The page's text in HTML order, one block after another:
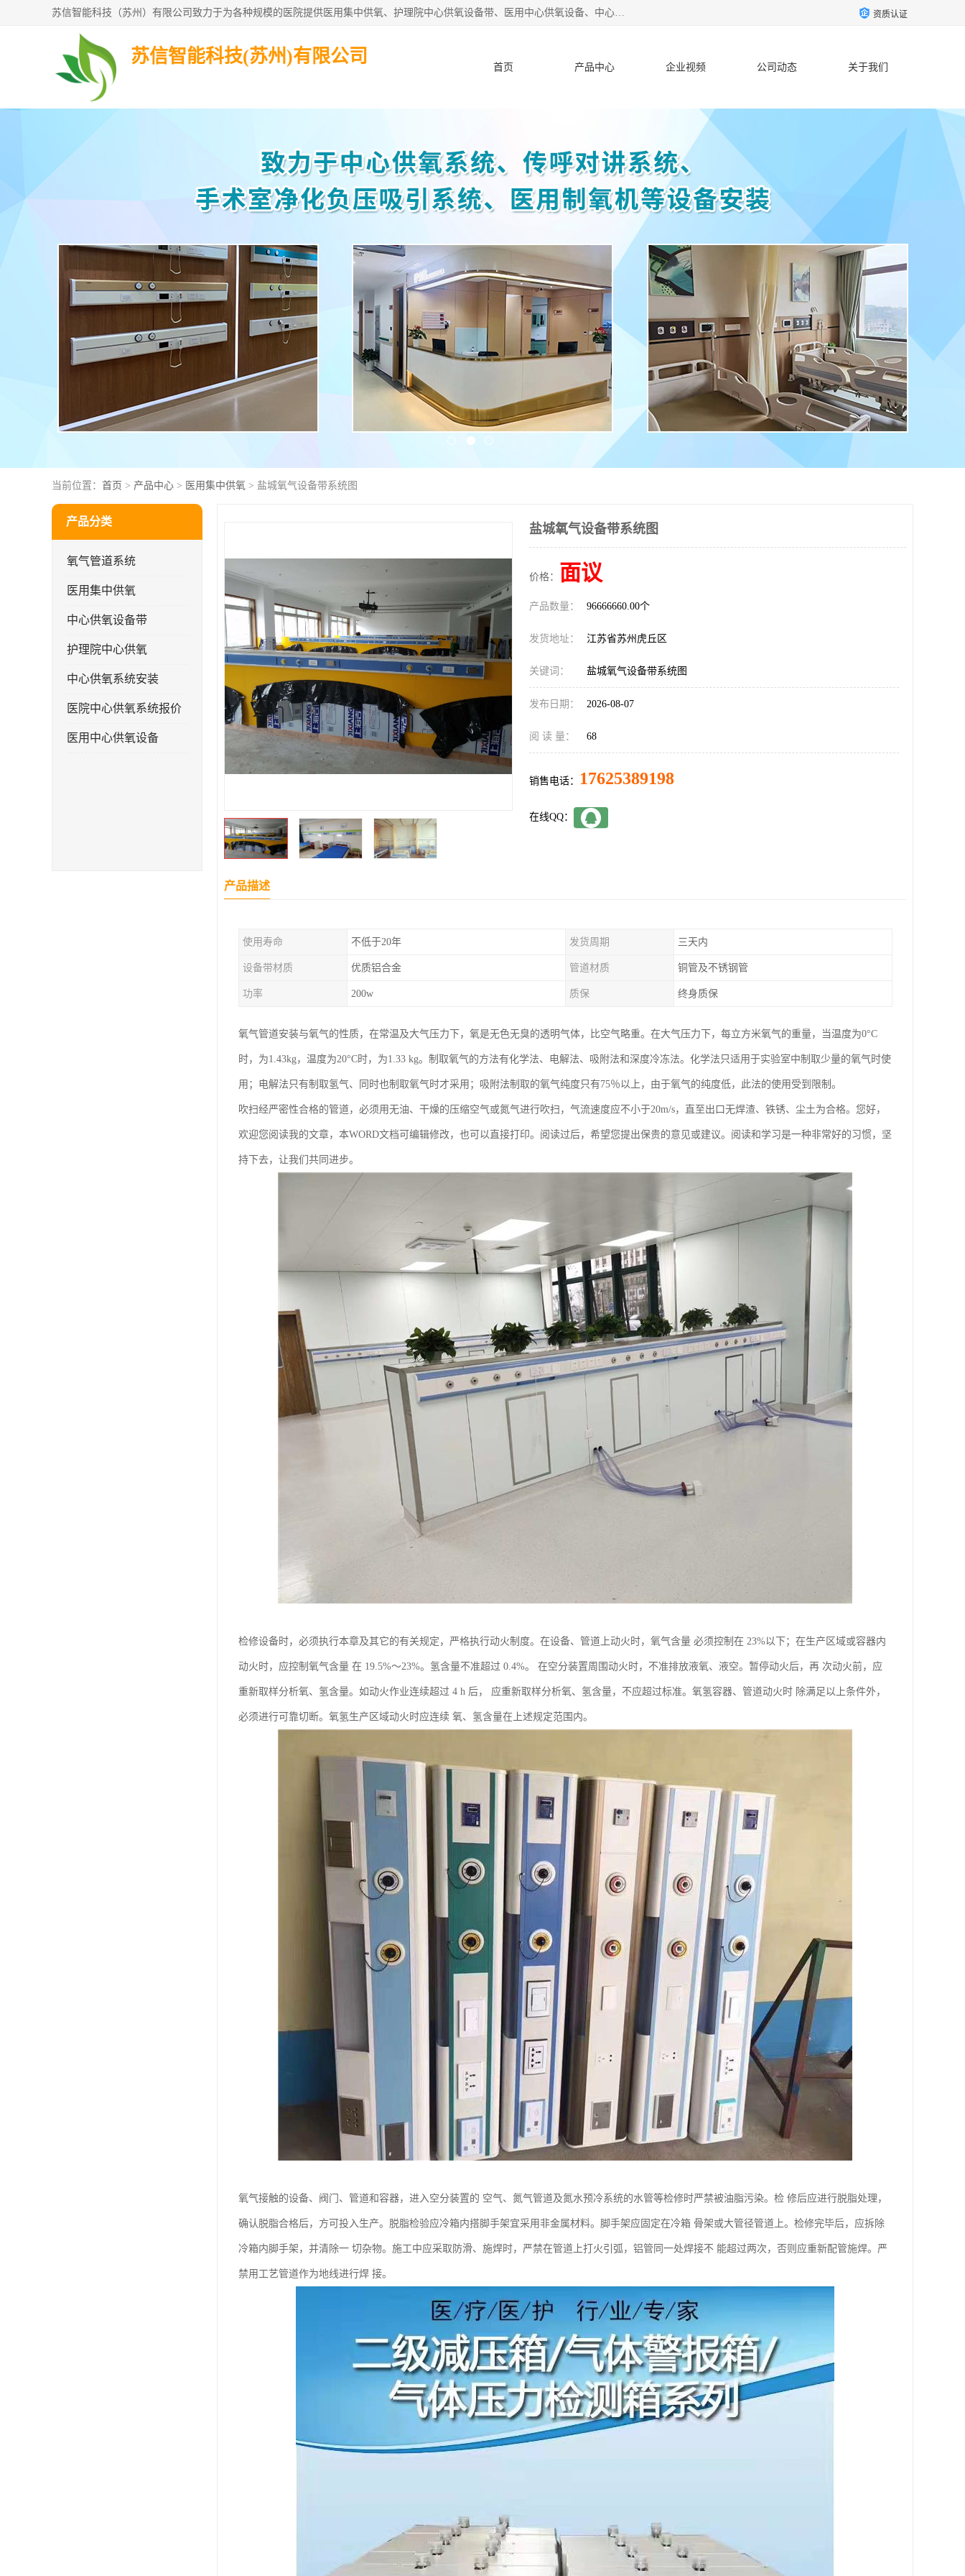
苏信智能科技（苏州）有限公司致力于为各种规模的医院提供医用集中供氧、护理院中心供氧设备带、医用中心供氧设备、中心供氧系统安装、医院中心供氧系统报价等“一条龙”服务。 资质认证
苏信智能科技(苏州)有限公司
首页 产品中心 企业视频 公司动态 关于我们
当前位置： 首页 > 产品中心 > 医用集中供氧 > 盐城氧气设备带系统图
产品分类
氧气管道系统
医用集中供氧
中心供氧设备带
护理院中心供氧
中心供氧系统安装
医院中心供氧系统报价
医用中心供氧设备
盐城氧气设备带系统图
价格： 面议
产品数量： 96666660.00个
发货地址： 江苏省苏州虎丘区
关键词： 盐城氧气设备带系统图
发布日期： 2026-08-07
阅 读 量： 68
销售电话： 17625389198
在线QQ：
产品描述
使用寿命 不低于20年 发货周期 三天内
设备带材质 优质铝合金 管道材质 铜管及不锈钢管
功率 200w 质保 终身质保
氧气管道安装与氧气的性质，在常温及大气压力下，氧是无色无臭的透明气体，比空气略重。在大气压力下，每立方米氧气的重量，当温度为0°C
时，为1.43kg，温度为20°C时，为1.33 kg。制取氧气的方法有化学法、电解法、吸附法和深度冷冻法。化学法只适用于实验室中制取少量的氧气时使
用；电解法只有制取氢气、同时也制取氧气时才采用；吸附法制取的氧气纯度只有75％以上，由于氧气的纯度低，此法的使用受到限制。
吹扫经严密性合格的管道，必须用无油、干燥的压缩空气或氮气进行吹扫，气流速度应不小于20m/s，直至出口无焊渣、铁锈、尘土为合格。您好，
欢迎您阅读我的文章，本WORD文档可编辑修改，也可以直接打印。阅读过后，希望您提出保贵的意见或建议。阅读和学习是一种非常好的习惯，坚
持下去，让我们共同进步。
检修设备时，必须执行本章及其它的有关规定，严格执行动火制度。在设备、管道上动火时，氧气含量 必须控制在 23%以下；在生产区域或容器内
动火时，应控制氧气含量 在 19.5%～23%。氢含量不准超过 0.4%。 在空分装置周围动火时，不准排放液氧、液空。暂停动火后，再 次动火前，应
重新取样分析氧、氢含量。如动火作业连续超过 4 h 后， 应重新取样分析氧、氢含量，不应超过标准。氧氢容器、管道动火时 除满足以上条件外，
必须进行可靠切断。氧氢生产区域动火时应连续 氧、氢含量在上述规定范围内。
氧气接触的设备、阀门、管道和容器，进入空分装置的 空气、氮气管道及氮水预冷系统的水管等检修时严禁被油脂污染。检 修后应进行脱脂处理，
确认脱脂合格后，方可投入生产。脱脂检验应冷箱内搭脚手架宜采用非金属材料。脚手架应固定在冷箱 骨架或大管径管道上。检修完毕后，应拆除
冷箱内脚手架，并清除一 切杂物。施工中应采取防滑、施焊时，严禁在管道上打火引弧，铝管同一处焊接不 能超过两次，否则应重新配管施焊。严
禁用工艺管道作为地线进行焊 接。